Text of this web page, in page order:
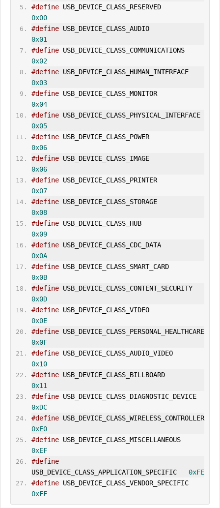
#define
USB_DEVICE_CLASS_RESERVED
0x00
#define
USB_DEVICE_CLASS_AUDIO
0x01
#define
USB_DEVICE_CLASS_COMMUNICATIONS
0x02
#define USB_DEVICE_CLASS_HUMAN_ IN
TERFACE
0x03
#define
USB_DEVICE_CLASS_MONITOR
0x04
#define USB_DEVICE_CLASS_PHYSICAL_ IN
TERFACE
0x05
#define
USB_DEVICE_CLASS_POWER
0x06
#define
USB_DEVICE_CLASS_IMAGE
0x06
#define USB_DEVICE_CLASS_PRIN
TER
0x07
#define
USB_DEVICE_CLASS_STORAGE
0x08
#define
USB_DEVICE_CLASS_HUB
0x09
#define USB_DEVICE_CLASS_ CDC
_DATA
0x0A
#define
USB_DEVICE_CLASS_SMART_CARD
0x0B
#define
USB_DEVICE_CLASS_CONTENT_SECURITY
0x0D
#define
USB_DEVICE_CLASS_VIDEO
0x0E
#define
USB_DEVICE_CLASS_PERSONAL_HEALTHCARE
0x0F
#define
USB_DEVICE_CLASS_AUDIO_VIDEO
0x10
#define
USB_DEVICE_CLASS_BILLBOARD
0x11
#define
USB_DEVICE_CLASS_DIAGNOSTIC_DEVICE
0xDC
#define
USB_DEVICE_CLASS_WIRELESS_CONTROLLER
0xE0
#define
USB_DEVICE_CLASS_MISCELLANEOUS
0xEF
#define
USB_DEVICE_CLASS_APPLICATION_SPECIFIC 0xFE
#define
USB_DEVICE_CLASS_VENDOR_SPECIFIC
0xFF